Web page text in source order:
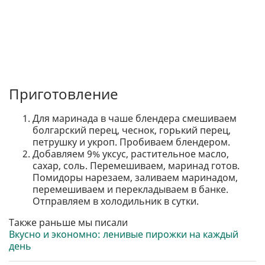
Приготовление
Для маринада в чаше блендера смешиваем
болгарский перец, чеснок, горький перец,
петрушку и укроп. Пробиваем блендером.
Добавляем 9% уксус, растительное масло,
сахар, соль. Перемешиваем, маринад готов.
Помидоры нарезаем, заливаем маринадом,
перемешиваем и перекладываем в банке.
Отправляем в холодильник в сутки.
Также раньше мы писали
Вкусно и экономно: ленивые пирожки на каждый
день